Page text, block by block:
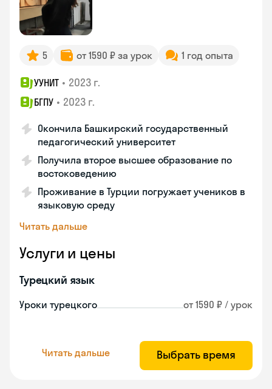
5 от 1590 ₽ за урок 1 год опыта
УУНИТ • 2023 г.
БГПУ • 2023 г.
Окончила Башкирский государственный
педагогический университет
Получила второе высшее образование по
востоковедению
Проживание в Турции погружает учеников в
языковую среду
Читать дальше
Услуги и цены
Турецкий язык
Уроки турецкого от 1590 ₽ / урок
Читать дальше Выбрать время